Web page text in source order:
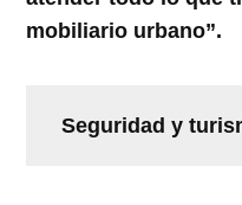
mobiliario urbano”.
Seguridad y